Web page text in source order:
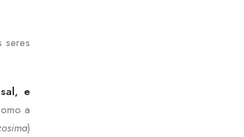
seres
e
a
)